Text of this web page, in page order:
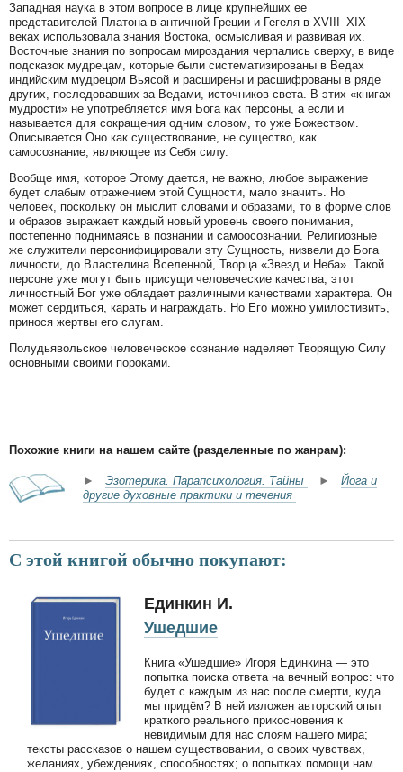
Западная наука в этом вопросе в лице крупнейших ее
представителей Платона в античной Греции и Гегеля в XVIII–XIX
веках использовала знания Востока, осмысливая и развивая их.
Восточные знания по вопросам мироздания черпались сверху, в виде
подсказок мудрецам, которые были систематизированы в Ведах
индийским мудрецом Вьясой и расширены и расшифрованы в ряде
других, последовавших за Ведами, источников света. В этих «книгах
мудрости» не употребляется имя Бога как персоны, а если и
называется для сокращения одним словом, то уже Божеством.
Описывается Оно как существование, не существо, как
самосознание, являющее из Себя силу.
Вообще имя, которое Этому дается, не важно, любое выражение
будет слабым отражением этой Сущности, мало значить. Но
человек, поскольку он мыслит словами и образами, то в форме слов
и образов выражает каждый новый уровень своего понимания,
постепенно поднимаясь в познании и самоосознании. Религиозные
же служители персонифицировали эту Сущность, низвели до Бога
личности, до Властелина Вселенной, Творца «Звезд и Неба». Такой
персоне уже могут быть присущи человеческие качества, этот
личностный Бог уже обладает различными качествами характера. Он
может сердиться, карать и награждать. Но Его можно умилостивить,
принося жертвы его слугам.
Полудьявольское человеческое сознание наделяет Творящую Силу
основными своими пороками.
Похожие книги на нашем сайте (разделенные по жанрам):
► Эзотерика. Парапсихология. Тайны ► Йога и
другие духовные практики и течения
С этой книгой обычно покупают:
Единкин И.
Ушедшие
Книга «Ушедшие» Игоря Единкина — это
попытка поиска ответа на вечный вопрос: что
будет с каждым из нас после смерти, куда
мы придём? В ней изложен авторский опыт
краткого реального прикосновения к
невидимым для нас слоям нашего мира;
тексты рассказов о нашем существовании, о своих чувствах,
желаниях, убеждениях, способностях; о попытках помощи нам